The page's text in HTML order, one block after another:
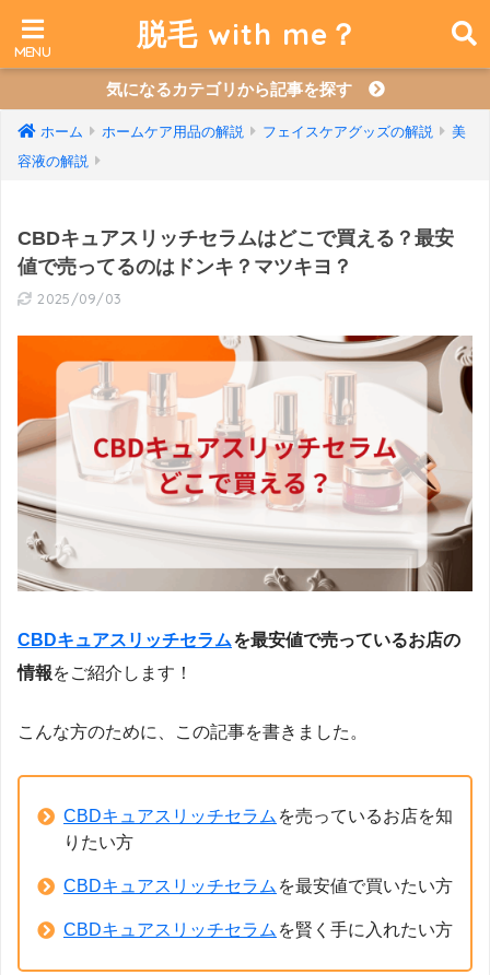
脱毛 with me？
気になるカテゴリから記事を探す
ホーム ホームケア用品の解説 フェイスケアグッズの解説
美
容液の解説
CBDキュアスリッチセラムはどこで買える？最安
値で売ってるのはドンキ？マツキヨ？
2025/09/03
CBDキュアスリッチセラムを最安値で売っているお店の
情報をご紹介します！
こんな方のために、この記事を書きました。
CBDキュアスリッチセラム を売っているお店を知
りたい方
CBDキュアスリッチセラム を最安値で買いたい方
CBDキュアスリッチセラム を賢く手に入れたい方